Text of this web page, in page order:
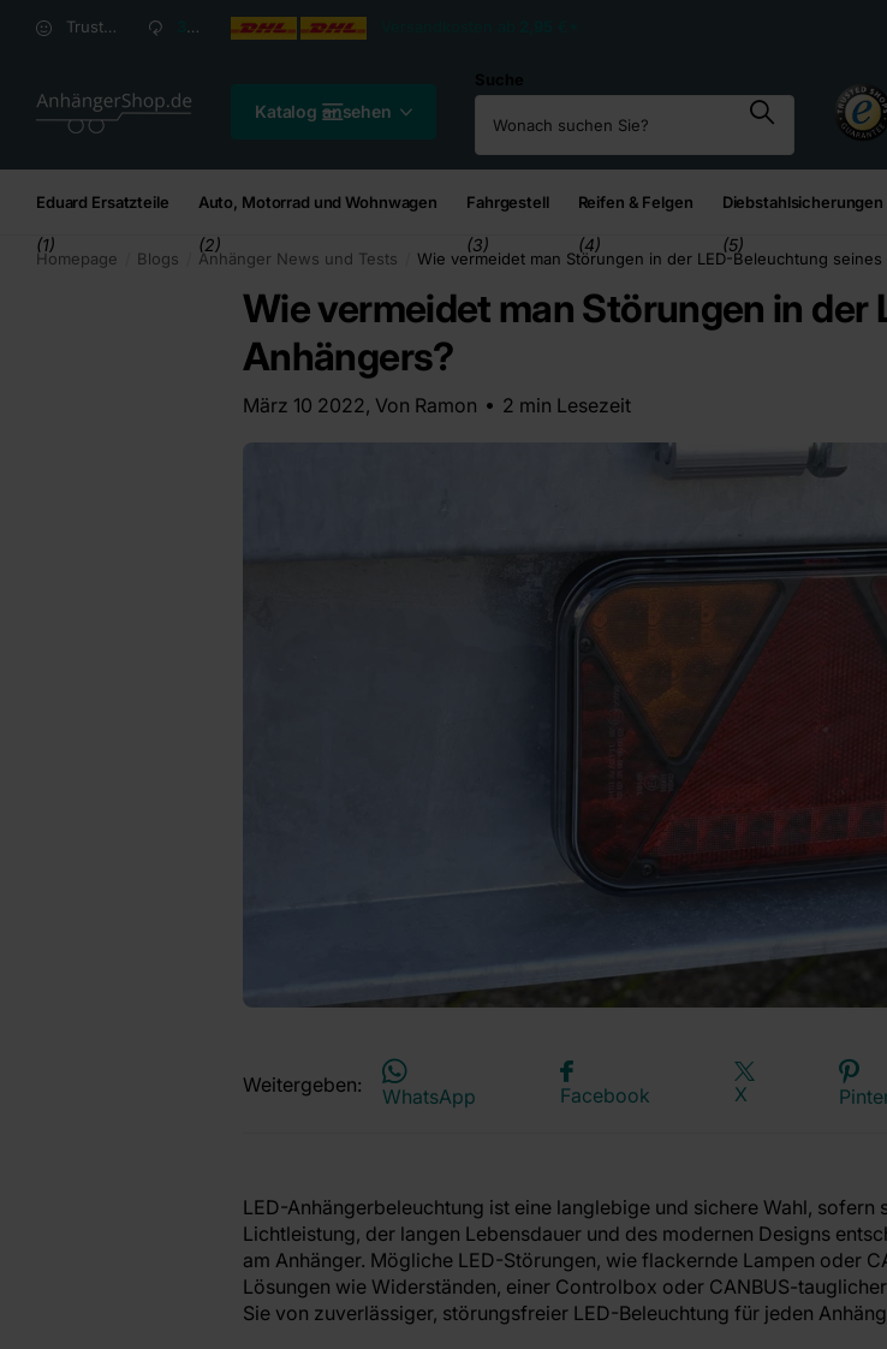
Trusted Shops Kundenbewertung: 4,8/5 RückgaberechtVersandkosten ab
Katalog ansehen
Eduard Ersatzteile
(1)
Auto, Motorrad und Wohnwagen
(2)
Fahrgestell
(3)
Reifen & Felgen
(4)
Diebstahlsicherungen
(5)
Homepage Blogs Anhänger News und Tests Wie vermeidet man Störungen in der LED-Beleuchtung seines
Wie vermeidet man Störungen in der
Anhängers?
März 10 2022, Von Ramon 2 min Lesezeit
Weitergeben: WhatsApp Facebook X
LED-Anhängerbeleuchtung ist eine langlebige und sichere Wahl,
Lichtleistung, der langen Lebensdauer und des modernen Designs
am Anhänger. Mögliche LED-Störungen, wie flackernde Lampen oder
Lösungen wie Widerständen, einer Controlbox oder CANBUS-
Sie von zuverlässiger, störungsfreier LED-Beleuchtung für jeden